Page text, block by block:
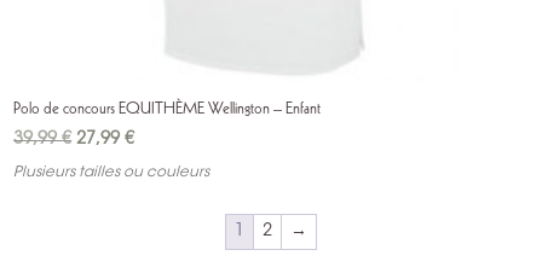
Polo de concours EQUITHÈME Wellington – Enfant
39,99€ Le
prix
27,99€Le
prix
Plusieurs tailles ou couleurs
2 →